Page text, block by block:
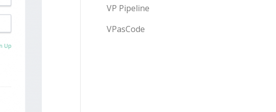
VP Pipeline
VPasCode